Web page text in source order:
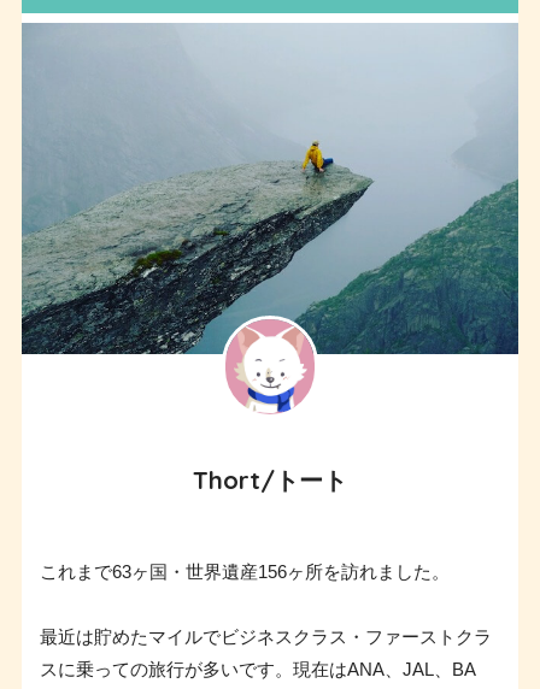
Thort/トート
これまで63ヶ国・世界遺産156ヶ所を訪れました。
最近は貯めたマイルでビジネスクラス・ファーストクラ
スに乗っての旅行が多いです。現在はANA、JAL、BA